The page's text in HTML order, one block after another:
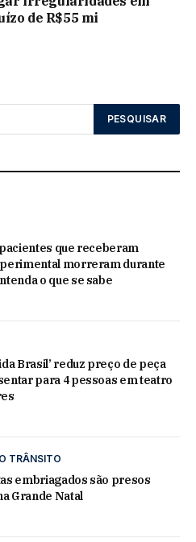
de R$55 mi
que receberam
morreram durante
o que se sabe
Brasil’ reduz preço de peça
para 4 pessoas em teatro
TRÂNSITO
embriagados são presos
Grande Natal